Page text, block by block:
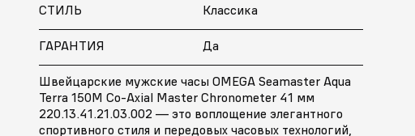
СТИЛЬ Классика
ГАРАНТИЯ Да
Швейцарские мужские часы OMEGA Seamaster Aqua
Terra 150M Co-Axial Master Chronometer 41 мм
220.13.41.21.03.002 — это воплощение элегантного
спортивного стиля и передовых часовых технологий,